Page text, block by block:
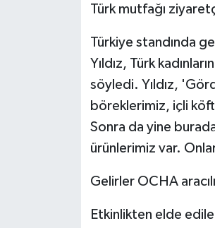
Türk mutfağı
Türkiye standında
Yıldız, Türk
söyledi. Yıldız,
böreklerimiz, içli
Sonra da yine
ürünlerimiz var.
Gelirler OCHA
Etkinlikten elde